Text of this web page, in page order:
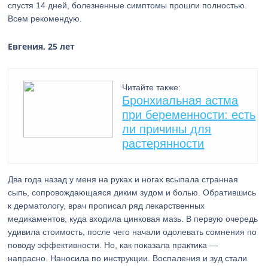
спустя 14 дней, болезненные симптомы прошли полностью.
Всем рекомендую.
Евгения, 25 лет
Читайте также:
Бронхиальная астма
при беременности: есть
ли причины для
растерянности
Два года назад у меня на руках и ногах всыпала странная
сыпь, сопровождающаяся диким зудом и болью. Обратившись
к дерматологу, врач прописал ряд лекарственных
медикаментов, куда входила цинковая мазь. В первую очередь
удивила стоимость, после чего начали одолевать сомнения по
поводу эффективности. Но, как показала практика —
напрасно. Наносила по инструкции. Воспаления и зуд стали